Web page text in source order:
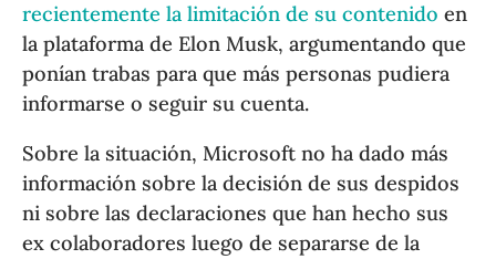
recientemente la limitación de su contenido en
la plataforma de Elon Musk, argumentando que
ponían trabas para que más personas pudiera
informarse o seguir su cuenta.
Sobre la situación, Microsoft no ha dado más
información sobre la decisión de sus despidos
ni sobre las declaraciones que han hecho sus
ex colaboradores luego de separarse de la